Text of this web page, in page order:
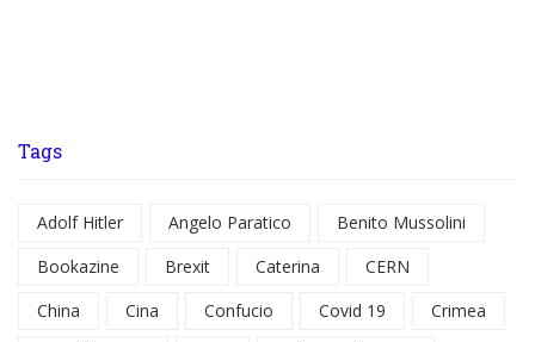
Tags
Adolf Hitler Angelo Paratico
Benito Mussolini
Bookazine
Brexit Caterina
CERN
China
Cina Confucio Covid 19
Crimea